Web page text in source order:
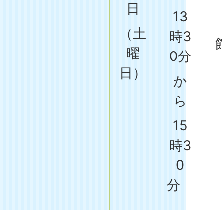
日
（土
曜
日）
13
時3
0分
か
ら
15
時3
0
分